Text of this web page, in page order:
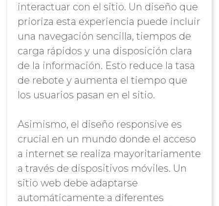
interactuar con el sitio. Un diseño que
prioriza esta experiencia puede incluir
una navegación sencilla, tiempos de
carga rápidos y una disposición clara
de la información. Esto reduce la tasa
de rebote y aumenta el tiempo que
los usuarios pasan en el sitio.
Asimismo, el diseño responsive es
crucial en un mundo donde el acceso
a internet se realiza mayoritariamente
a través de dispositivos móviles. Un
sitio web debe adaptarse
automáticamente a diferentes